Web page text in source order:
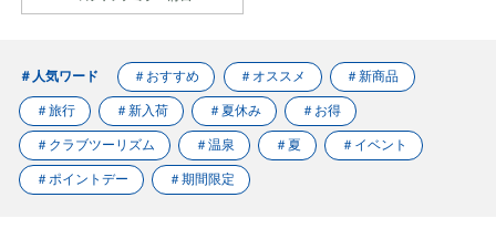
＃人気ワード ＃おすすめ ＃オススメ ＃新商品
＃旅行 ＃新入荷 ＃夏休み ＃お得
＃クラブツーリズム ＃温泉 ＃夏 ＃イベント
＃ポイントデー ＃期間限定